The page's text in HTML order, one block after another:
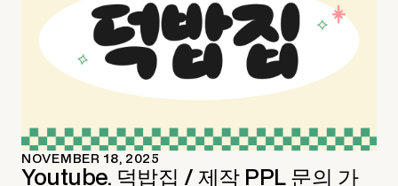
NOVEMBER 18, 2025
Youtube. 덕밥집 / 제작 PPL 문의 가